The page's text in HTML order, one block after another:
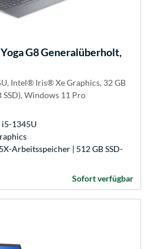
G8 Generalüberholt,
Intel® Iris® Xe Graphics, 32 GB
SSD), Windows 11 Pro
i5-1345U
Arbeitsspeicher | 512 GB SSD-
Sofort verfügbar